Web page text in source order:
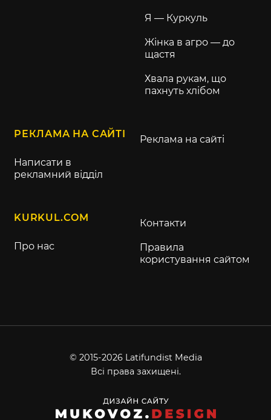
Я — Куркуль
Жінка в агро — до
щастя
Хвала рукам, що
пахнуть хлібом
РЕКЛАМА НА САЙТІ
Написати в
рекламний відділ
Реклама на сайті
KURKUL.COM
Про нас
Контакти
Правила
користування сайтом
© 2015-2026 Latifundist Media
Всі права захищені.